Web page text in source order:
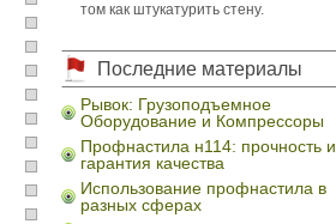
том как штукатурить стену.
Последние материалы
Рывок: Грузоподъемное
Оборудование и Компрессоры
Профнастила н114: прочность и
гарантия качества
Использование профнастила в
разных сферах